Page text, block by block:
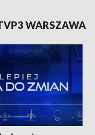
WARSZAWA